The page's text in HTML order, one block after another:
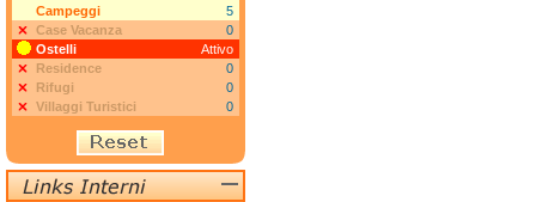
Campeggi
5
Case Vacanza
0
Ostelli
Attivo
Residence
0
Rifugi
0
Villaggi Turistici
0